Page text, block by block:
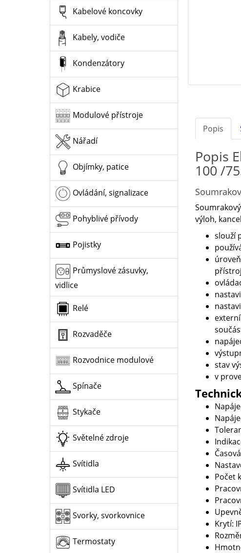
Kabelové koncovky
Kabely, vodiče
Kondenzátory
Krabice
Modulové přístroje
Nářadí
Objímky, patice
Ovládání, signalizace
Pohyblivé přívody
Pojistky
Průmyslové zásuvky,
vidlice
Relé
Rozvaděče
Rozvodnice modulové
Spínače
Stykače
Světelné zdroje
Svítidla
Svítidla LED
Svorky, svorkovnice
Termostaty
Popis
Popis
100 /
výloh,
slouží
stav
v
Počet
Krytí: